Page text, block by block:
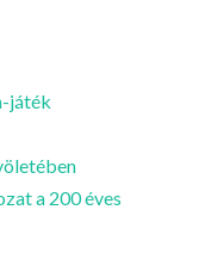
játék
a 200 éves